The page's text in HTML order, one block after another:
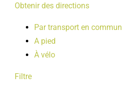
Obtenir des directions
Par transport en commun
A pied
À vélo
Filtre